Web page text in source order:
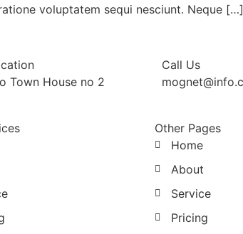
voluptatem sequi nesciunt. Neque […]
Town House no 2
Call Us
Other Pages
Home
About
Service
Pricing